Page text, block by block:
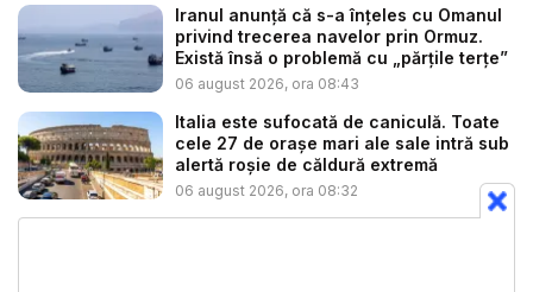
Iranul anunță că s-a înțeles cu Omanul
privind trecerea navelor prin Ormuz.
Există însă o problemă cu „părțile terțe”
06 august 2026, ora 08:43
Italia este sufocată de caniculă. Toate
cele 27 de oraşe mari ale sale intră sub
alertă roșie de căldură extremă
06 august 2026, ora 08:32